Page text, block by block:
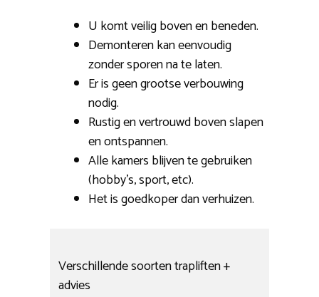
U komt veilig boven en beneden.
Demonteren kan eenvoudig
zonder sporen na te laten.
Er is geen grootse verbouwing
nodig.
Rustig en vertrouwd boven slapen
en ontspannen.
Alle kamers blijven te gebruiken
(hobby’s, sport, etc).
Het is goedkoper dan verhuizen.
Verschillende soorten trapliften +
advies